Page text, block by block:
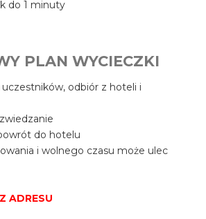
do 1 minuty
PLAN WYCIECZKI
odbiór z hoteli i
do hotelu
i wolnego czasu może ulec
ADRESU